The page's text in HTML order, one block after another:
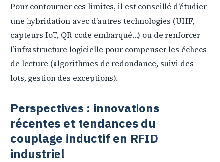
Pour contourner ces limites, il est conseillé d’étudier
une hybridation avec d’autres technologies (UHF,
capteurs IoT, QR code embarqué…) ou de renforcer
l’infrastructure logicielle pour compenser les échecs
de lecture (algorithmes de redondance, suivi des
lots, gestion des exceptions).
Perspectives : innovations
récentes et tendances du
couplage inductif en RFID
industriel